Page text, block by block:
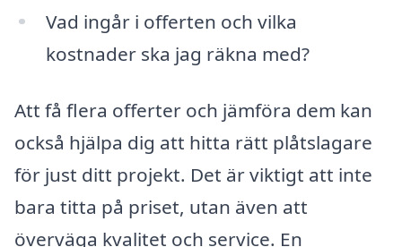
Vad ingår i offerten och vilka
kostnader ska jag räkna med?
Att få flera offerter och jämföra dem kan
också hjälpa dig att hitta rätt plåtslagare
för just ditt projekt. Det är viktigt att inte
bara titta på priset, utan även att
överväga kvalitet och service. En